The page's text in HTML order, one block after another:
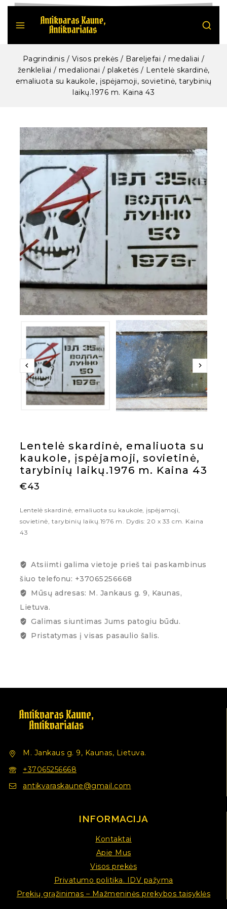
Pagrindinis / Visos prekės / Bareljefai / medaliai /
ženkleliai / medalionai / plaketės / Lentelė skardinė,
emaliuota su kaukole, įspėjamoji, sovietinė, tarybinių
laikų.1976 m. Kaina 43
Lentelė skardinė, emaliuota su
kaukole, įspėjamoji, sovietinė,
tarybinių laikų.1976 m. Kaina 43
€43
Lentelė skardinė, emaliuota su kaukole, įspėjamoji,
sovietinė, tarybinių laikų.1976 m. Dydis: 20 x 33 cm. Kaina
43
Atsiimti galima vietoje prieš tai paskambinus
šiuo telefonu: +37065256668
Mūsų adresas: M. Jankaus g. 9, Kaunas,
Lietuva.
Galimas siuntimas Jums patogiu būdu.
Pristatymas į visas pasaulio šalis.
M. Jankaus g. 9, Kaunas, Lietuva.
+37065256668
antikvaraskaune@gmail.com
INFORMACIJA
Kontaktai
Apie Mus
Visos prekės
Privatumo politika. IDV pažyma
Prekių grąžinimas – Mažmeninės prekybos taisyklės